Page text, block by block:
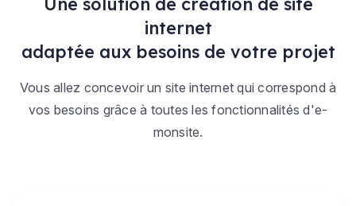
internet
adaptée aux besoins de votre projet
Vous allez concevoir un site internet qui correspond à
vos besoins grâce à toutes les fonctionnalités d'e-
monsite.